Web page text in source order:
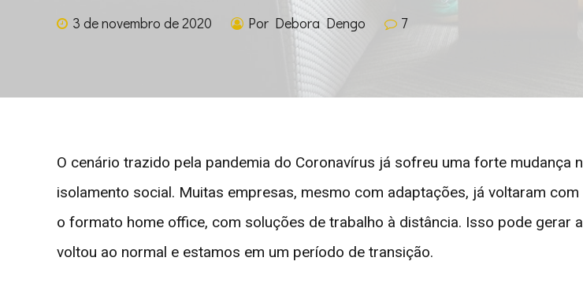
3 de novembro de 2020 Por Debora Dengo 7
O cenário trazido pela pandemia do Coronavírus já sofreu uma forte
isolamento social. Muitas empresas, mesmo com adaptações, já voltaram
o formato home office, com soluções de trabalho à distância. Isso pode gerar
voltou ao normal e estamos em um período de transição.